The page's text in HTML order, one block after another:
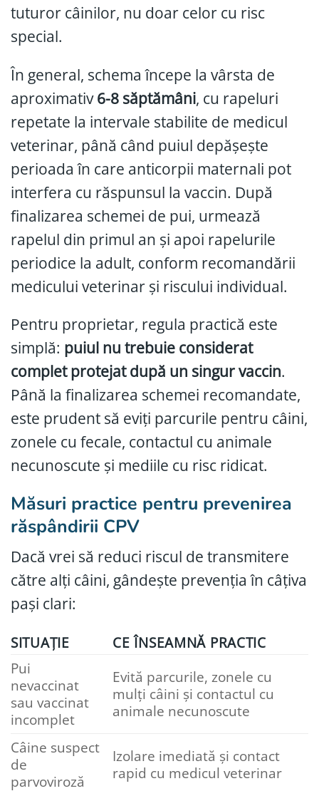
tuturor câinilor, nu doar celor cu risc
special.
În general, schema începe la vârsta de
aproximativ6-8 săptămâni, cu rapeluri
repetate la intervale stabilite de medicul
veterinar, până când puiul depășește
perioada în care anticorpii maternali pot
interfera cu răspunsul la vaccin. După
finalizarea schemei de pui, urmează
rapelul din primul an și apoi rapelurile
periodice la adult, conform recomandării
medicului veterinar și riscului individual.
Pentru proprietar, regula practică este
simplă: puiul nu trebuie considerat
complet protejat după un singur vaccin.
Până la finalizarea schemei recomandate,
este prudent să eviți parcurile pentru câini,
zonele cu fecale, contactul cu animale
necunoscute și mediile cu risc ridicat.
Măsuri practice pentru prevenirea
răspândirii CPV
Dacă vrei să reduci riscul de transmitere
către alți câini, gândește prevenția în câțiva
pași clari:
SITUAȚIE
CE ÎNSEAMNĂ PRACTIC
Pui
nevaccinat
sau vaccinat
incomplet
Evită parcurile, zonele cu
mulți câini și contactul cu
animale necunoscute
Câine suspect
de
parvoviroză
Izolare imediată și contact
rapid cu medicul veterinar